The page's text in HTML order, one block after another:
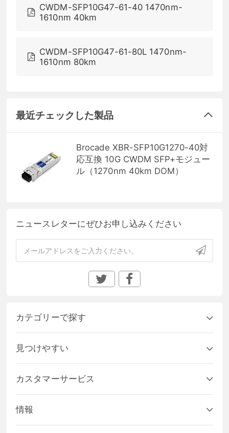
CWDM-SFP10G47-61-40 1470nm-
1610nm 40km
CWDM-SFP10G47-61-80L 1470nm-
1610nm 80km
最近チェックした製品
Brocade XBR-SFP10G1270-40対
応互換 10G CWDM SFP+モジュー
ル（1270nm 40km DOM）
ニュースレターにぜひお申し込みください
カテゴリーで探す
見つけやすい
カスタマーサービス
情報